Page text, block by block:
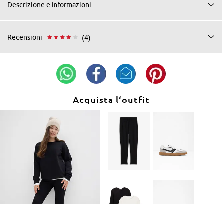
Descrizione e informazioni
Recensioni (4)
Acquista l‘outfit